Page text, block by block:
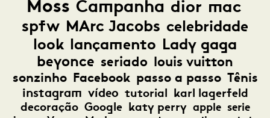
Moss Campanha dior mac
spfw MArc Jacobs celebridade
look lançamento Lady gaga
beyonce seriado louis vuitton
sonzinho Facebook passo a passo Tênis
instagram vídeo tutorial karl lagerfeld
decoração Google katy perry apple serie